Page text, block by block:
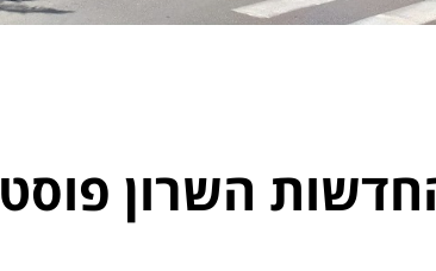
השרון פוסט